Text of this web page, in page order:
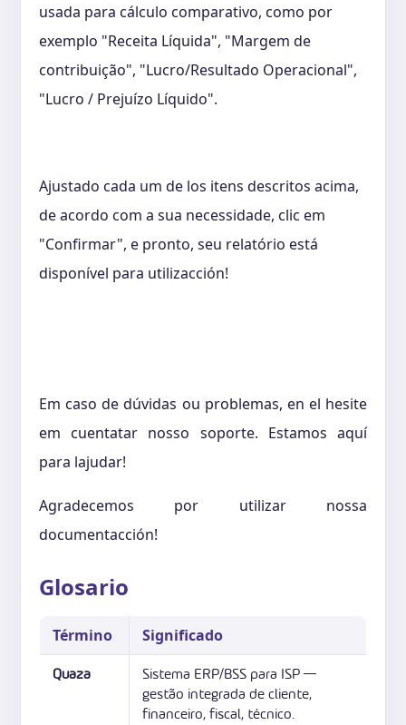
usada para cálculo comparativo, como por
exemplo "Receita Líquida", "Margem de
contribuição", "Lucro/Resultado Operacional",
"Lucro / Prejuízo Líquido".
Ajustado cada um de los itens descritos acima,
de acordo com a sua necessidade, clic em
"Confirmar", e pronto, seu relatório está
disponível para utilizacción!
Em caso de dúvidas ou problemas, en el hesite
em cuentatar nosso soporte. Estamos aquí
para lajudar!
Agradecemos por utilizar nossa
documentacción!
Glosario
Término Significado
Quaza
Sistema ERP/BSS para ISP —
gestão integrada de cliente,
financeiro, fiscal, técnico.